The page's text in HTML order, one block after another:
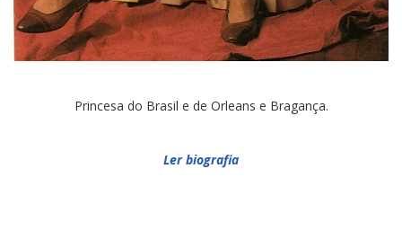
Princesa do Brasil e de Orleans e Bragança.
Ler biografia